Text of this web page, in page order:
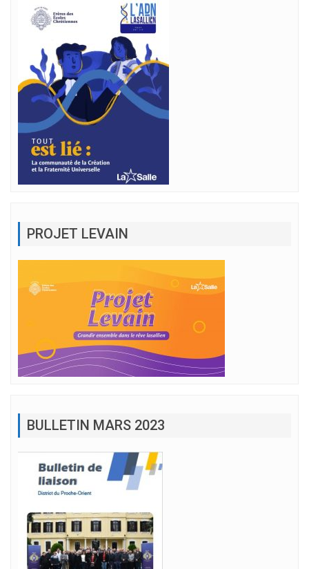
PROJET LEVAIN
BULLETIN MARS 2023